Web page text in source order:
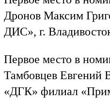
Дронов Максим
ДИС», г.
Первое место в
Тамбовцев Евгений
«ДГК» филиал